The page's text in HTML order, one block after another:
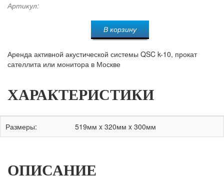
Артикул:
В корзину
Аренда активной акустической системы QSC k-10, прокат
сателлита или монитора в Москве
ХАРАКТЕРИСТИКИ
Размеры: 519мм x 320мм x 300мм
ОПИСАНИЕ